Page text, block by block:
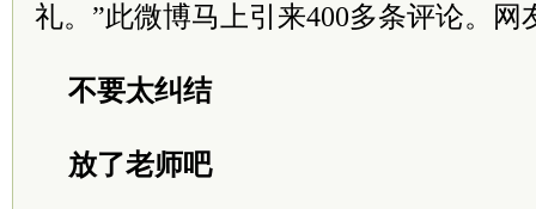
礼。”此微博马上引来400多条评论。网
不要太纠结
放了老师吧